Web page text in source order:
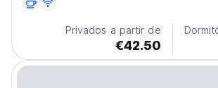
explorar a rica cultura da Toscana.
Privados a partir de
€42.50